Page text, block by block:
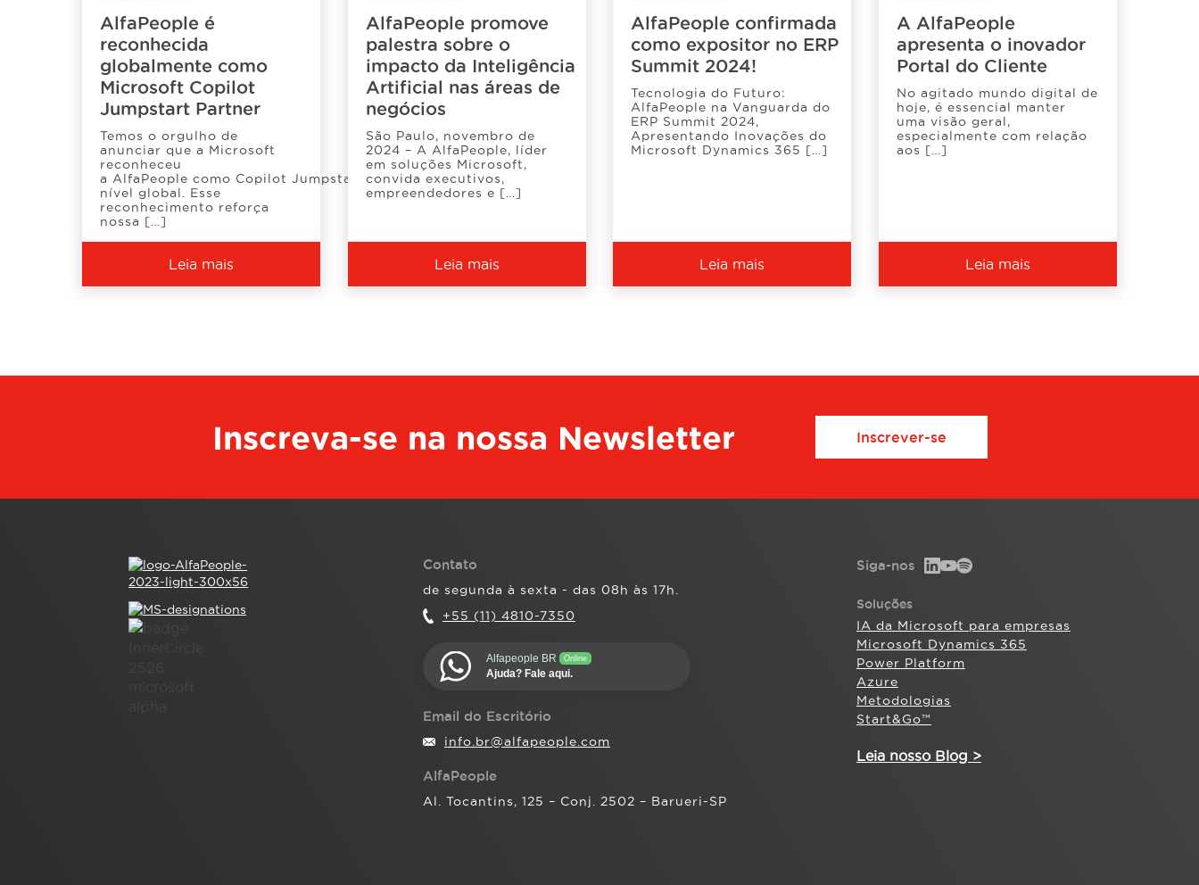
AlfaPeople é
reconhecida
globalmente como
Microsoft Copilot
Jumpstart Partner
Temos o orgulho de
anunciar que a Microsoft
reconheceu
a AlfaPeople como Copilot Jumpstart Ready Tier Partner em
nível global. Esse
reconhecimento reforça
nossa […]
Leia mais
AlfaPeople promove
palestra sobre o
impacto da Inteligência
Artificial nas áreas de
negócios
São Paulo, novembro de
2024 – A AlfaPeople, líder
em soluções Microsoft,
convida executivos,
empreendedores e […]
Leia mais
AlfaPeople confirmada
como expositor no ERP
Summit 2024!
Tecnologia do Futuro:
AlfaPeople na Vanguarda do
ERP Summit 2024,
Apresentando Inovações do
Microsoft Dynamics 365 […]
Leia mais
A AlfaPeople
apresenta o inovador
Portal do Cliente
No agitado mundo digital de
hoje, é essencial manter
uma visão geral,
especialmente com relação
aos […]
Leia mais
Inscreva-se na nossa Newsletter Inscrever-se
Contato
de segunda à sexta - das 08h às 17h.
+55 (11) 4810-7350
Alfapeople BR Online
Ajuda? Fale aqui.
Email do Escritório
info.br@alfapeople.com
AlfaPeople
Al. Tocantins, 125 – Conj. 2502 – Barueri-SP
Siga-nos
Soluções
IA da Microsoft para empresas
Microsoft Dynamics 365
Power Platform
Azure
Metodologias
Start&Go™
Leia nosso Blog >